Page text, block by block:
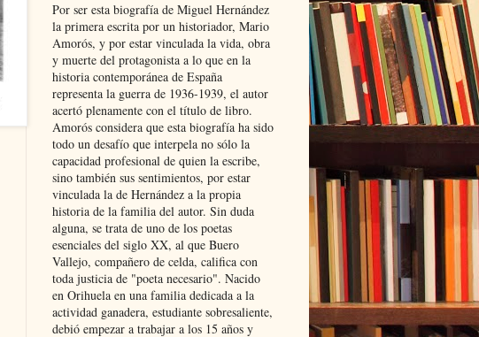
Por ser esta biografía de Miguel Hernández
la primera escrita por un historiador, Mario
Amorós, y por estar vinculada la vida, obra
y muerte del protagonista a lo que en la
historia contemporánea de España
representa la guerra de 1936-1939, el autor
acertó plenamente con el título de libro.
Amorós considera que esta biografía ha sido
todo un desafío que interpela no sólo la
capacidad profesional de quien la escribe,
sino también sus sentimientos, por estar
vinculada la de Hernández a la propia
historia de la familia del autor. Sin duda
alguna, se trata de uno de los poetas
esenciales del siglo XX, al que Buero
Vallejo, compañero de celda, califica con
toda justicia de "poeta necesario". Nacido
en Orihuela en una familia dedicada a la
actividad ganadera, estudiante sobresaliente,
debió empezar a trabajar a los 15 años y